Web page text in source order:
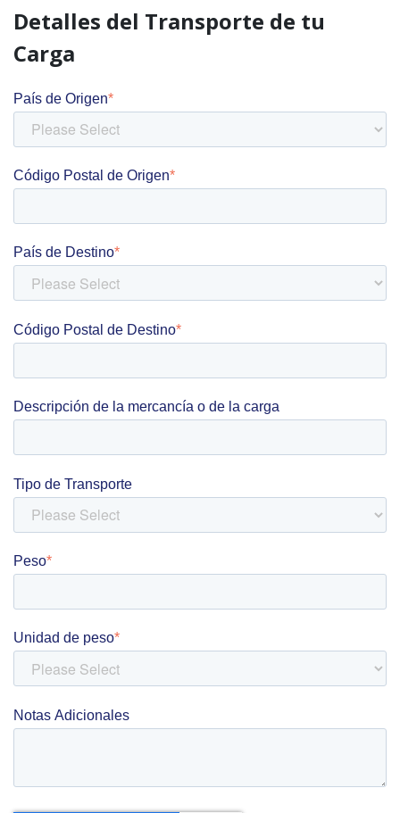
Detalles del Transporte de tu
Carga
País de Origen*
Código Postal de Origen*
País de Destino*
Código Postal de Destino*
Descripción de la mercancía o de la carga
Tipo de Transporte
Peso*
Unidad de peso*
Notas Adicionales